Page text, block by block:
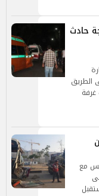
نتيجة حادث
الطريق
مع